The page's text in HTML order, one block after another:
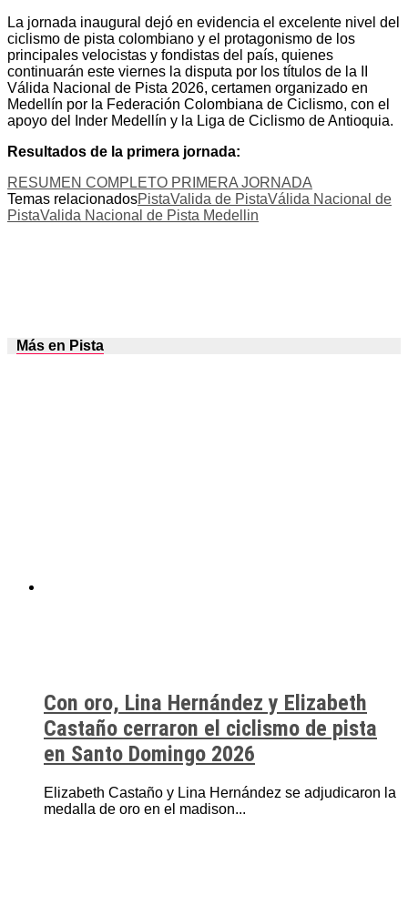
La jornada inaugural dejó en evidencia el excelente nivel del
ciclismo de pista colombiano y el protagonismo de los
principales velocistas y fondistas del país, quienes
continuarán este viernes la disputa por los títulos de la II
Válida Nacional de Pista 2026, certamen organizado en
Medellín por la Federación Colombiana de Ciclismo, con el
apoyo del Inder Medellín y la Liga de Ciclismo de Antioquia.
Resultados de la primera jornada:
RESUMEN COMPLETO PRIMERA JORNADA
Temas relacionadosPistaValida de PistaVálida Nacional de
PistaValida Nacional de Pista Medellin
Más en Pista
Con oro, Lina Hernández y Elizabeth
Castaño cerraron el ciclismo de pista
en Santo Domingo 2026
Elizabeth Castaño y Lina Hernández se adjudicaron la
medalla de oro en el madison...